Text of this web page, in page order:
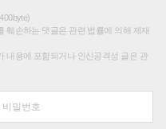
훼손하는 댓글은 관련 법률에 의해 제재
내용에 포함되거나 인신공격성 글은 관